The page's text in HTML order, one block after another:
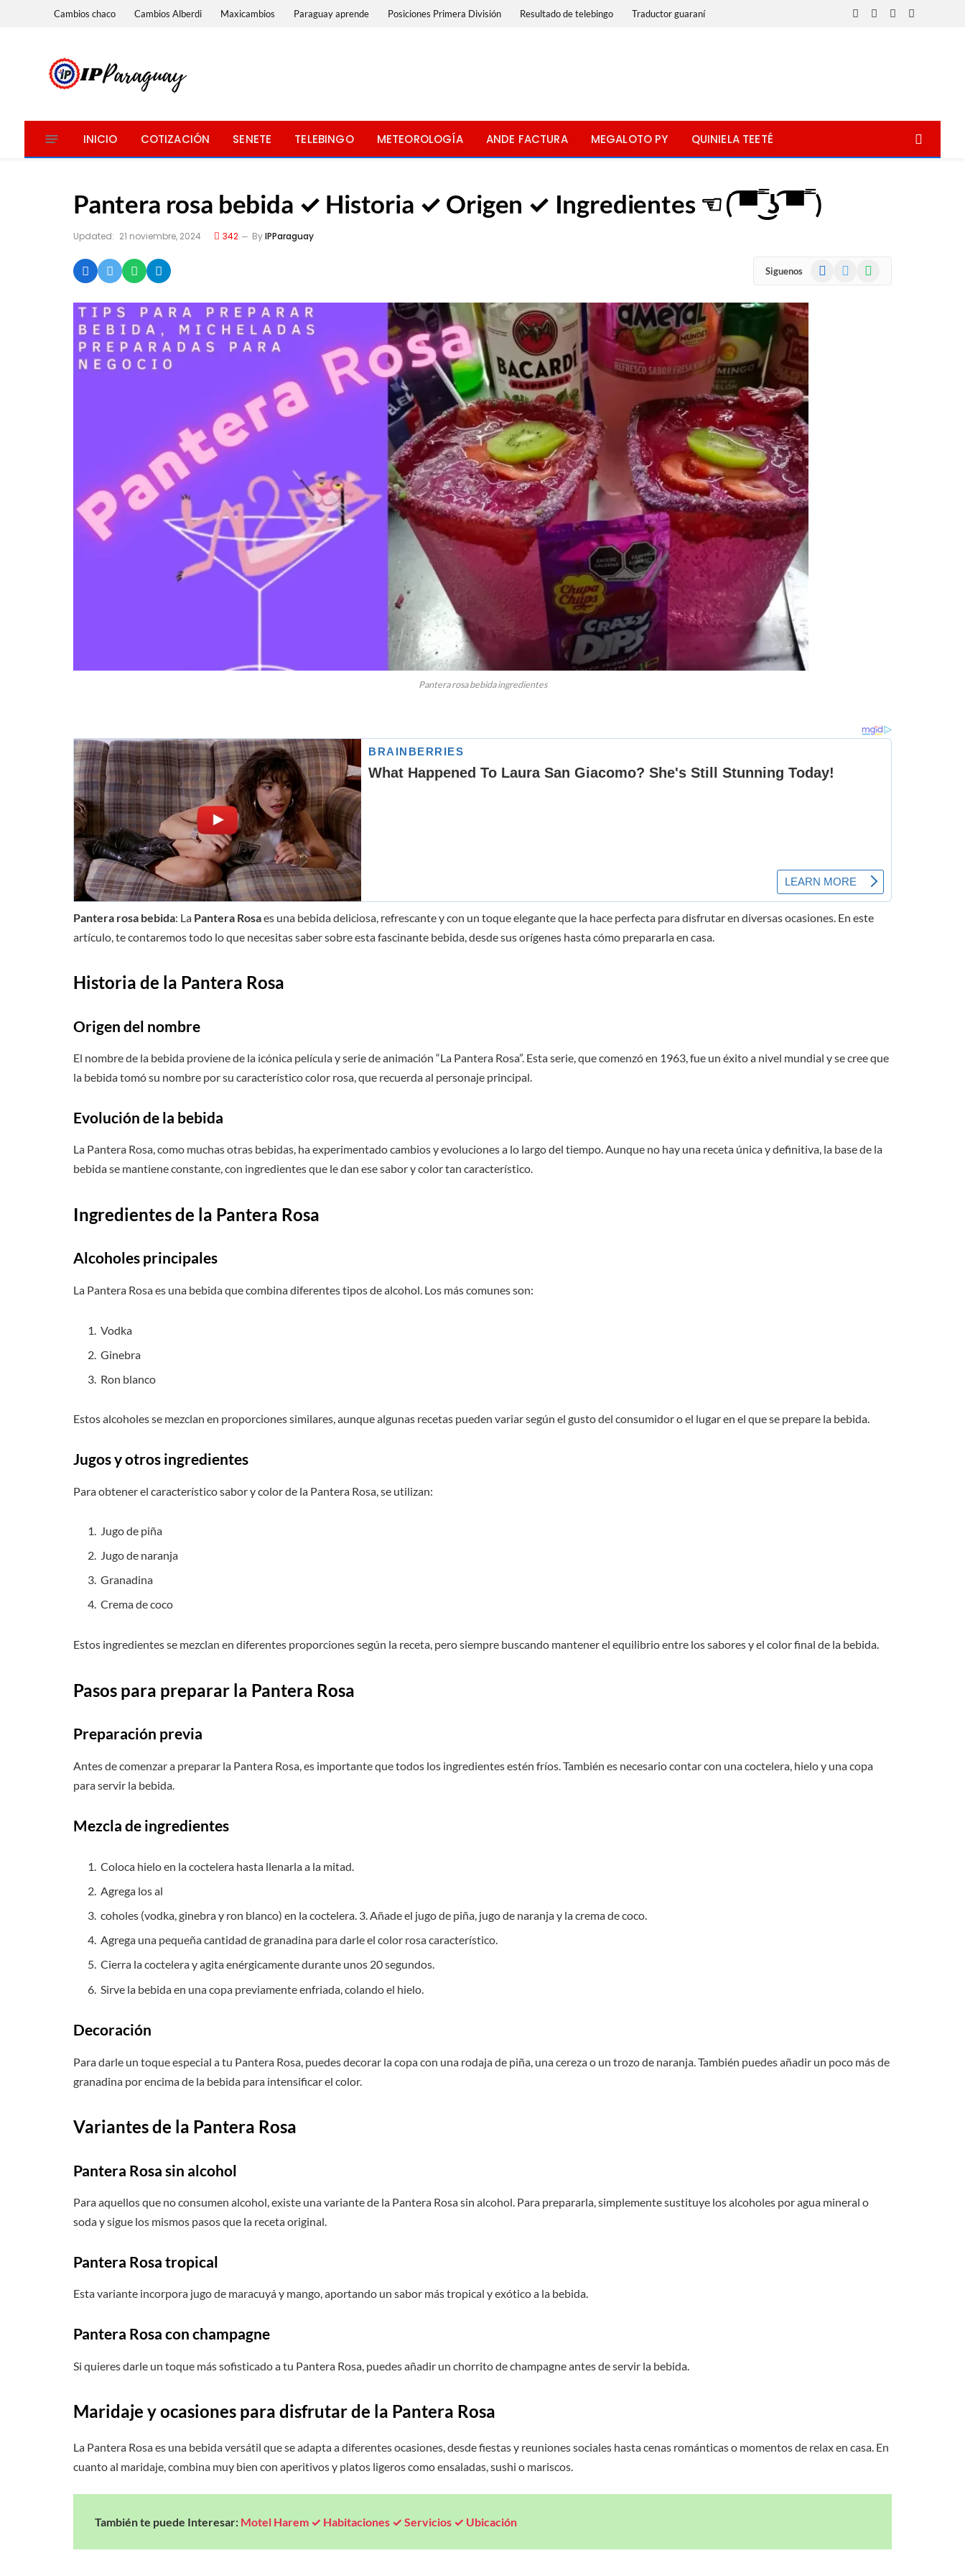
Cambios chaco Cambios Alberdi Maxicambios Paraguay aprende Posiciones Primera División Resultado de telebingo Traductor guaraní
Facebook
X
InstagramWhatsApp
INICIO COTIZACIÓN SENETE TELEBINGO METEOROLOGÍA ANDE FACTURA MEGALOTO PY QUINIELA TEETÉ
Pantera rosa bebida ✓ Historia ✓ Origen ✓ Ingredientes ☜ ( ͡▀̿ ̿ ͜ʖ ͡▀̿ ̿ )
Updated: 21 noviembre, 2024 342 ByIPParaguay
Siguenos Facebook WhatsApp
Pantera rosa bebida ingredientes
Pantera rosa bebida: La Pantera Rosaes una bebida deliciosa, refrescante y con un toque elegante que la hace perfecta para disfrutar en diversas ocasiones. En este
artículo, te contaremos todo lo que necesitas saber sobre esta fascinante bebida, desde sus orígenes hasta cómo prepararla en casa.
Historia de la Pantera Rosa
Origen del nombre
El nombre de la bebida proviene de la icónica película y serie de animación “La Pantera Rosa”. Esta serie, que comenzó en 1963, fue un éxito a nivel mundial y se cree que
la bebida tomó su nombre por su característico color rosa, que recuerda al personaje principal.
Evolución de la bebida
La Pantera Rosa, como muchas otras bebidas, ha experimentado cambios y evoluciones a lo largo del tiempo. Aunque no hay una receta única y definitiva, la base de la
bebida se mantiene constante, con ingredientes que le dan ese sabor y color tan característico.
Ingredientes de la Pantera Rosa
Alcoholes principales
La Pantera Rosa es una bebida que combina diferentes tipos de alcohol. Los más comunes son:
Vodka
Ginebra
Ron blanco
Estos alcoholes se mezclan en proporciones similares, aunque algunas recetas pueden variar según el gusto del consumidor o el lugar en el que se prepare la bebida.
Jugos y otros ingredientes
Para obtener el característico sabor y color de la Pantera Rosa, se utilizan:
Jugo de piña
Jugo de naranja
Granadina
Crema de coco
Estos ingredientes se mezclan en diferentes proporciones según la receta, pero siempre buscando mantener el equilibrio entre los sabores y el color final de la bebida.
Pasos para preparar la Pantera Rosa
Preparación previa
Antes de comenzar a preparar la Pantera Rosa, es importante que todos los ingredientes estén fríos. También es necesario contar con una coctelera, hielo y una copa
para servir la bebida.
Mezcla de ingredientes
Coloca hielo en la coctelera hasta llenarla a la mitad.
Agrega los al
coholes (vodka, ginebra y ron blanco) en la coctelera. 3. Añade el jugo de piña, jugo de naranja y la crema de coco.
Agrega una pequeña cantidad de granadina para darle el color rosa característico.
Cierra la coctelera y agita enérgicamente durante unos 20 segundos.
Sirve la bebida en una copa previamente enfriada, colando el hielo.
Decoración
Para darle un toque especial a tu Pantera Rosa, puedes decorar la copa con una rodaja de piña, una cereza o un trozo de naranja. También puedes añadir un poco más de
granadina por encima de la bebida para intensificar el color.
Variantes de la Pantera Rosa
Pantera Rosa sin alcohol
Para aquellos que no consumen alcohol, existe una variante de la Pantera Rosa sin alcohol. Para prepararla, simplemente sustituye los alcoholes por agua mineral o
soda y sigue los mismos pasos que la receta original.
Pantera Rosa tropical
Esta variante incorpora jugo de maracuyá y mango, aportando un sabor más tropical y exótico a la bebida.
Pantera Rosa con champagne
Si quieres darle un toque más sofisticado a tu Pantera Rosa, puedes añadir un chorrito de champagne antes de servir la bebida.
Maridaje y ocasiones para disfrutar de la Pantera Rosa
La Pantera Rosa es una bebida versátil que se adapta a diferentes ocasiones, desde fiestas y reuniones sociales hasta cenas románticas o momentos de relax en casa. En
cuanto al maridaje, combina muy bien con aperitivos y platos ligeros como ensaladas, sushi o mariscos.
También te puede Interesar: Motel Harem ✓ Habitaciones ✓ Servicios ✓ Ubicación